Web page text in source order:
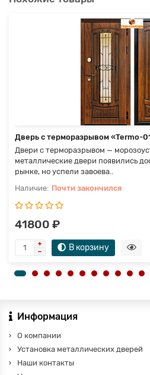
Дверь с терморазрывом «Termo-
Двери с терморазрывом —
металлические двери появились
рынке, но успели завоева..
Почти закончился
41800 ₽
В корзину
Информация
О компании
Установка металлических дверей
Наши контакты